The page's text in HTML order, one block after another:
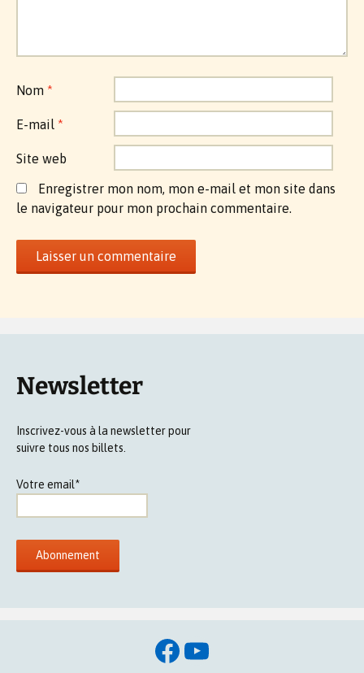
Nom *
E-mail *
Site web
Enregistrer mon nom, mon e-mail et mon site dans
le navigateur pour mon prochain commentaire.
Newsletter
Inscrivez-vous à la newsletter pour
suivre tous nos billets.
Votre email*
Facebook
YouTube